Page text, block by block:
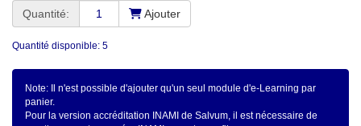
Quantité: Ajouter
Quantité disponible: 5
Note: Il n'est possible d'ajouter qu'un seul module d'e-Learning par
panier.
Pour la version accréditation INAMI de Salvum, il est nécessaire de